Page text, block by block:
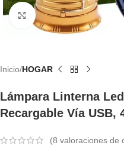
Haga Clic Para Ampliar
Inicio HOGAR
Lámpara Linterna
Recargable Vía USB,
(8 valoraciones de